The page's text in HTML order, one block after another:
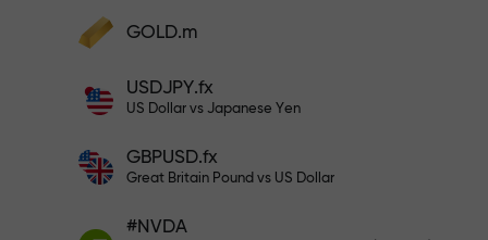
Lakukan deposit dan terima bonus 1.000
bukan salah ketik. Semakin besar
depositnya, semakin tinggi
Deposit ke akun Anda $333 —
Trading
menjamin
GOLD.m
USDJPY.fx
US Dollar vs Japanese Yen
GBPUSD.fx
Great Britain Pound vs US Dollar
#NVDA